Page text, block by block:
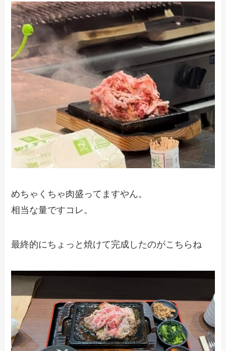
めちゃくちゃ肉盛ってますやん。
相当な量ですコレ。
最終的にちょっと焼けて完成したのがこちらね